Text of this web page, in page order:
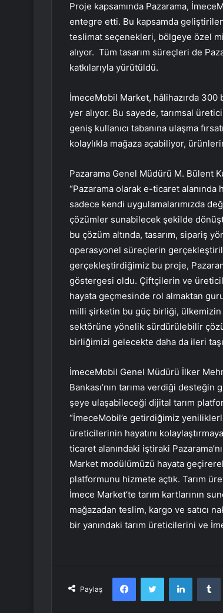
Proje kapsamında Pazarama,
entegre etti. Bu kapsamda
teslimat seçenekleri, bölgeye özel
alıyor. Tüm tasarım süreçleri de
katkılarıyla yürütüldü.
İmeceMobil Market, hâlihazırda 300
yer alıyor. Bu sayede, tarımsal
geniş kullanıcı tabanına ulaşma
kolaylıkla mağaza açabiliyor,
Pazarama Genel Müdürü M. Bülent
“Pazarama olarak e-ticaret
sadece kendi uygulamalarımızda
çözümler sunabilecek şekilde
bu çözüm altında, tasarım, sipariş
operasyonel süreçlerin
gerçekleştirdiğimiz bu proje,
göstergesi oldu. Çiftçilerin ve
hayata geçmesinde rol almaktan
milli şirketin bu güç birliği, ülkemizin
sektörüne yönelik sürdürülebilir
birliğimizi gelecekte daha da ileri
İmeceMobil Genel Müdürü İlker
Bankası’nın tarıma verdiği
şeye ulaşabileceği dijital tarım
“İmeceMobil’e getirdiğimiz
üreticilerinin hayatını
ticaret alanındaki iştiraki
Market modülümüzü hayata
platformunu hizmete açtık. Tarım
İmece Market’te tarım kartlarının
mağazadan teslim, kargo ve satıcı
bir yanındaki tarım üreticilerini ve
Paylaş
FacebookTwitter LinkedIn